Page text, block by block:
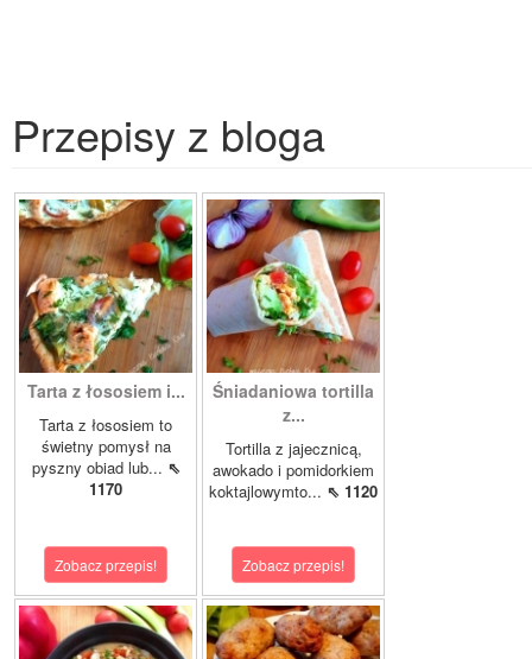
Przepisy z bloga
Tarta z łososiem i...
Tarta z łososiem to
świetny pomysł na
pyszny obiad lub... ⇖
1170
Zobacz przepis!
Śniadaniowa tortilla
z...
Tortilla z jajecznicą,
awokado i pomidorkiem
koktajlowymto... ⇖ 1120
Zobacz przepis!